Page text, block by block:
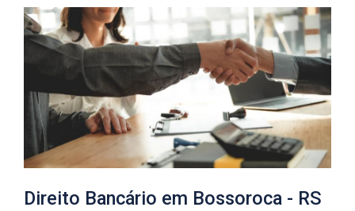
Direito Bancário em Bossoroca​ - RS